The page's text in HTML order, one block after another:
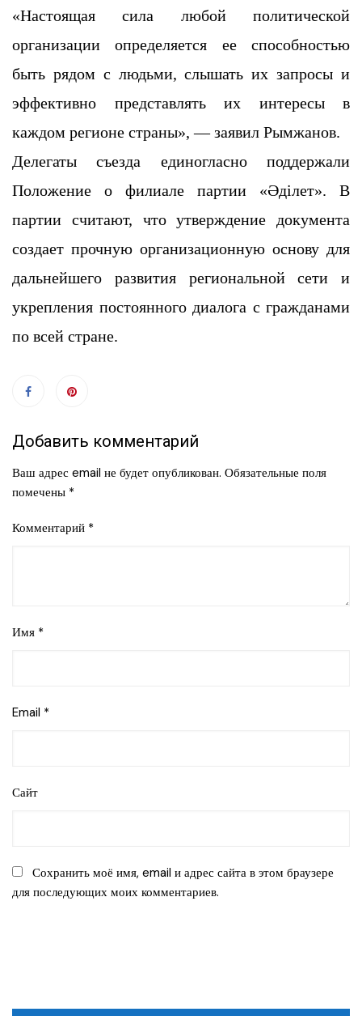
«Настоящая сила любой политической
организации определяется ее способностью
быть рядом с людьми, слышать их запросы и
эффективно представлять их интересы в
каждом регионе страны», — заявил Рымжанов.
Делегаты съезда единогласно поддержали
Положение о филиале партии «Әділет». В
партии считают, что утверждение документа
создает прочную организационную основу для
дальнейшего развития региональной сети и
укрепления постоянного диалога с гражданами
по всей стране.
Добавить комментарий
Ваш адрес email не будет опубликован. Обязательные поля
помечены *
Комментарий *
Имя *
Email *
Сайт
Сохранить моё имя, email и адрес сайта в этом браузере
для последующих моих комментариев.